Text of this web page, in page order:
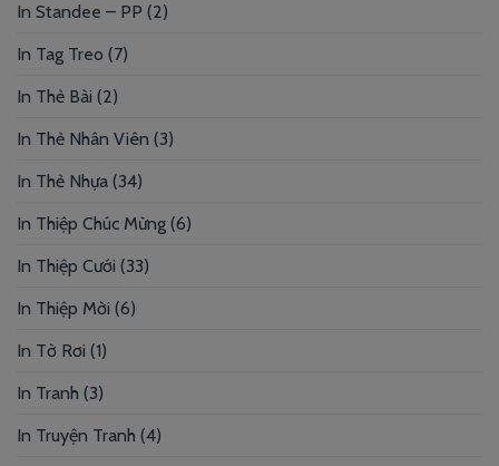
In Standee – PP (2)
In Tag Treo (7)
In Thẻ Bài (2)
In Thẻ Nhân Viên (3)
In Thẻ Nhựa (34)
In Thiệp Chúc Mừng (6)
In Thiệp Cưới (33)
In Thiệp Mời (6)
In Tờ Rơi (1)
In Tranh (3)
In Truyện Tranh (4)